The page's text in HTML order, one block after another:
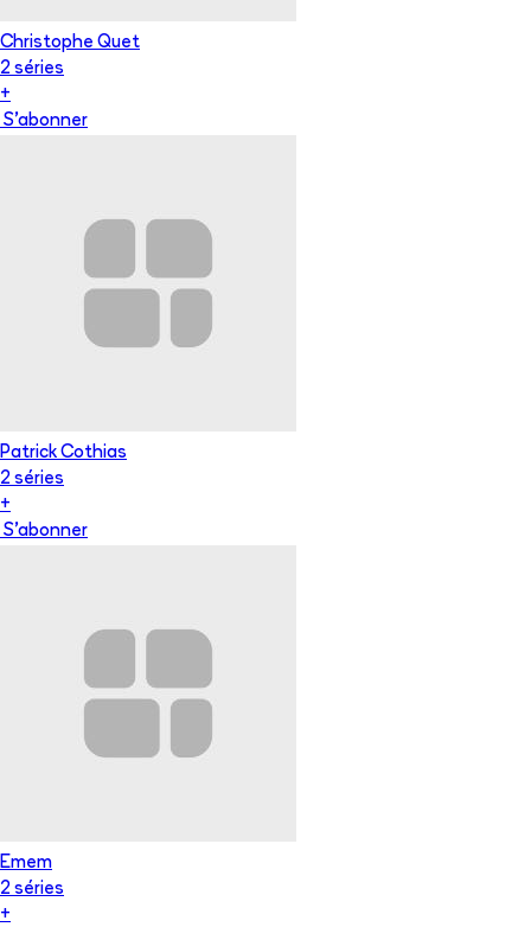
Christophe Quet
2 séries
+
S'abonner
Patrick Cothias
2 séries
+
S'abonner
Emem
2 séries
+